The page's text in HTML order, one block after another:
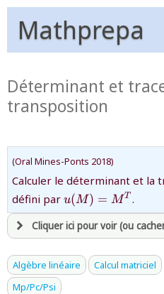
Mathprepa
Déterminant et
transposition
(Oral Mines-Ponts 2018)
Calculer le déterminant et la
défini par {u(M)=M^{T}}
u(M) = MT .
Cliquer ici pour voir (ou
avoirune souscription active
et être
Algèbre linéaire Calcul matriciel
Mp/Pc/Psi